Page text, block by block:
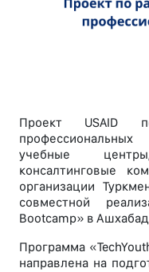
Проект USAID
учебные
консалтинговые
организации
совместной
Bootcamp» в
Программа
направлена на